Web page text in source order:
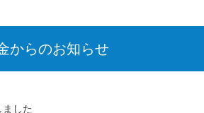
からのお知らせ
した